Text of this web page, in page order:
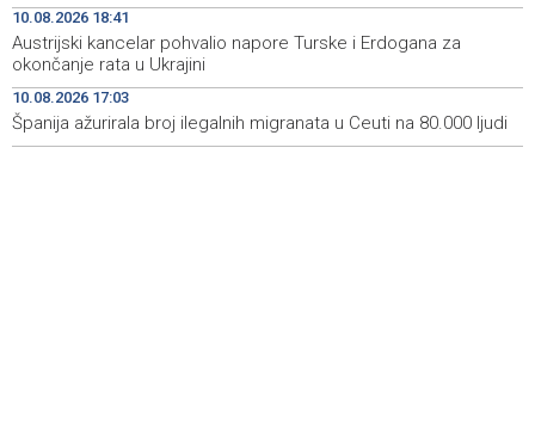
18:50
Uprava i Sindikat Nove Željezare Zenica dogovorili
isplatu otpremnina prije stečajnog postupka
Austrijski kancelar pohvalio napore Turske i Erdogana za
okončanje rata u Ukrajini
10.08.2026 18:41
Austrijski kancelar pohvalio napore Turske i Erdogana za
okončanje rata u Ukrajini
10.08.2026 17:03
Španija ažurirala broj ilegalnih migranata u Ceuti na 80.000 ljudi